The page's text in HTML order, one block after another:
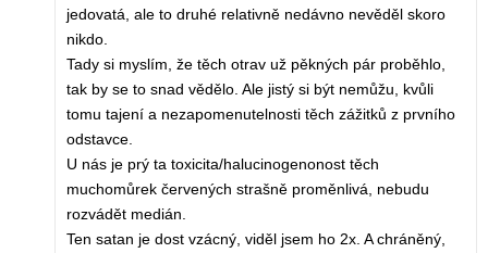
jedovatá, ale to druhé relativně nedávno nevěděl skoro
nikdo.
Tady si myslím, že těch otrav už pěkných pár proběhlo,
tak by se to snad vědělo. Ale jistý si být nemůžu, kvůli
tomu tajení a nezapomenutelnosti těch zážitků z prvního
odstavce.
U nás je prý ta toxicita/halucinogenonost těch
muchomůrek červených strašně proměnlivá, nebudu
rozvádět medián.
Ten satan je dost vzácný, viděl jsem ho 2x. A chráněný,